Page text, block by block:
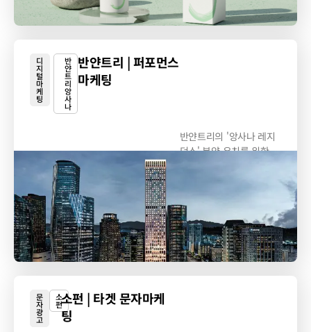
디
지
털
마
케
팅
반
얀
트
리
앙
사
나
반얀트리 | 퍼포먼스
마케팅
반얀트리의 '앙사나 레지
던스' 분양 유치를 위한
문
자
광
고
소
펀소펀 | 타겟 문자마케
팅